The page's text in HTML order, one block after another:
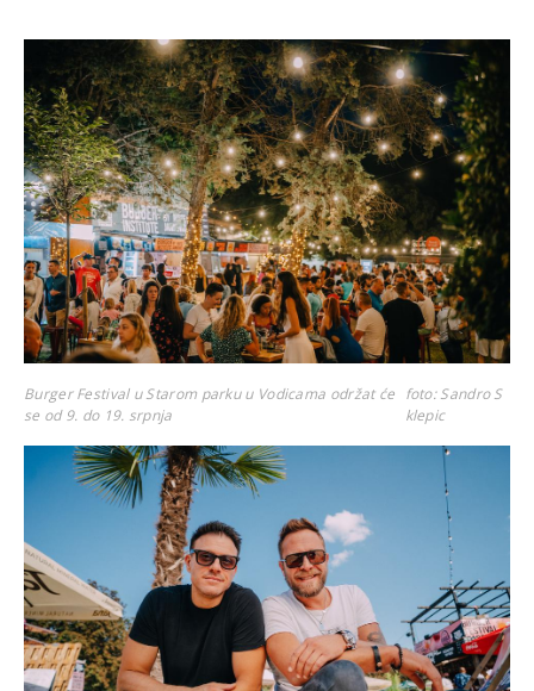
Burger Festival u Starom parku u Vodicama održat će
se od 9. do 19. srpnja
foto: Sandro S
klepic